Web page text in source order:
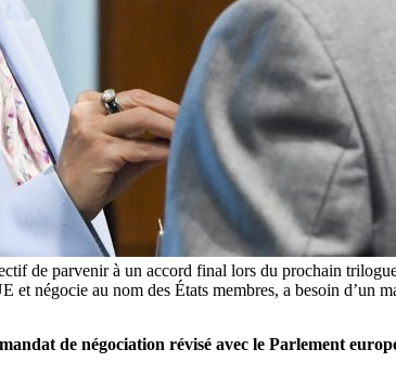
de parvenir à un accord final lors du prochain
et négocie au nom des États membres, a besoin d’un
de négociation révisé avec le Parlement